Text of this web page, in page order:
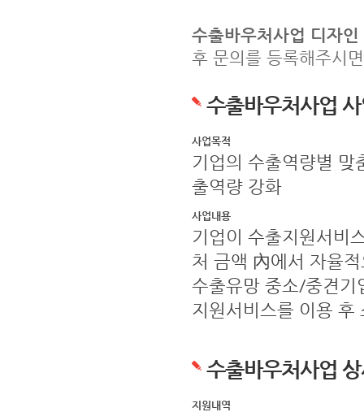
수출바우처사업 디자인
후 문의를 등록해주시
수출바우처사업
사업목적
기업의 수출역량별 맞
출역량 강화
사업내용
기업이 수출지원서비
처 금액 內에서 자율
수출유망 중소/중견기
지원서비스를 이용 후
수출바우처사업
지원내역